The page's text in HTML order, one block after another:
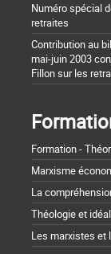
Numéro spécial
retraites
Contribution au
mai-juin 2003
Fillon sur les
Formation -
Marxisme
La
Théologie et
Les marxistes et